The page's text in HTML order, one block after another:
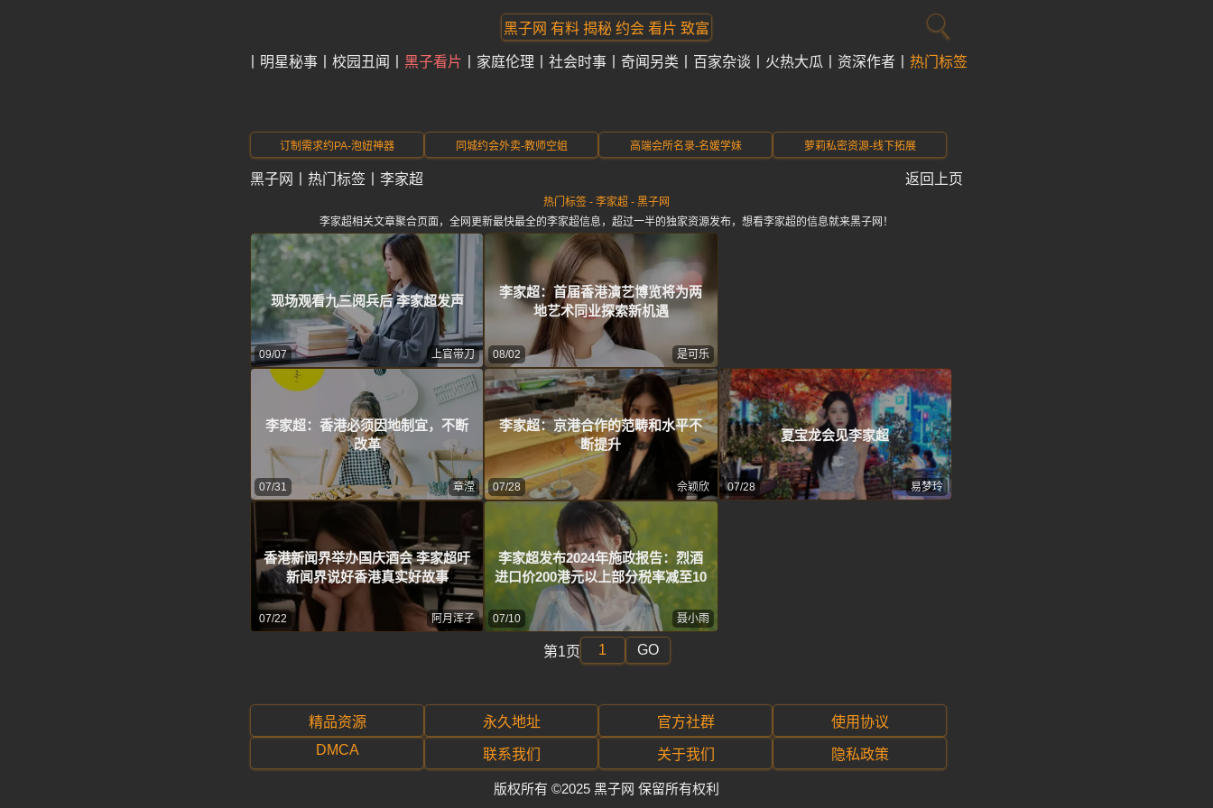
黑子网 有料 揭秘 约会 看片 致富
明星秘事 校园丑闻 黑子看片 家庭伦理 社会时事 奇闻另类 百家杂谈 火热大瓜 资深作者 热门标签
订制需求约PA-泡妞神器 同城约会外卖-教师空姐 高端会所名录-名媛学妹 萝莉私密资源-线下拓展
黑子网 热门标签 李家超 返回上页
热门标签 - 李家超 - 黑子网
李家超相关文章聚合页面，全网更新最快最全的李家超信息，超过一半的独家资源发布，想看李家超的信息就来黑子网！
现场观看九三阅兵后 李家超发声
09/07 上官带刀
李家超：首届香港演艺博览将为两
地艺术同业探索新机遇
08/02 是可乐
李家超：香港必须因地制宜，不断
改革
07/31 章滢
李家超：京港合作的范畴和水平不
断提升
07/28 佘颖欣
夏宝龙会见李家超
07/28 易梦玲
香港新闻界举办国庆酒会 李家超吁
新闻界说好香港真实好故事
07/22 阿月浑子
李家超发布2024年施政报告：烈酒
进口价200港元以上部分税率减至10
07/10 聂小雨
第1页 GO
精品资源 永久地址 官方社群
使用协议
DMCA
联系我们 关于我们 隐私政策
版权所有 ©2025 黑子网 保留所有权利